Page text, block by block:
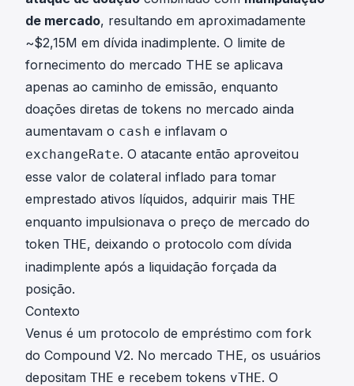
de mercado, resultando em aproximadamente
~$2,15M em dívida inadimplente. O limite de
fornecimento do mercado THE se aplicava
apenas ao caminho de emissão, enquanto
doações diretas de tokens no mercado ainda
aumentavam o cash e inflavam o
exchangeRate. O atacante então aproveitou
esse valor de colateral inflado para tomar
emprestado ativos líquidos, adquirir mais THE
enquanto impulsionava o preço de mercado do
token THE, deixando o protocolo com dívida
inadimplente após a liquidação forçada da
posição.
Contexto
Venus é um protocolo de empréstimo com fork
do Compound V2. No mercado THE, os usuários
depositam THE e recebem tokens vTHE. O